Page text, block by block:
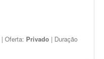
| Oferta: Privado | Duração